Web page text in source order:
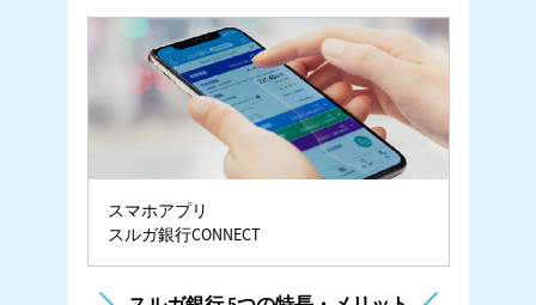
スマホアプリ
スルガ銀行CONNECT